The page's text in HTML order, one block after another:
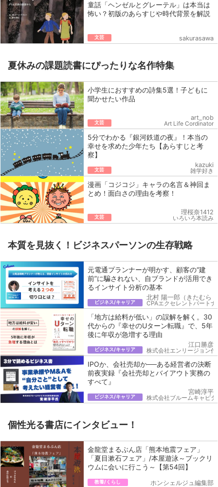
童話「ヘンゼルとグレーテル」は本当は
怖い？初版のあらすじや時代背景を解説
文芸 sakurasawa
夏休みの課題読書にぴったりな名作特集
小学生におすすめの詩集5選！子どもに
聞かせたい作品
文芸
art_nob
Art Life Cordinator
5分でわかる『銀河鉄道の夜』！本当の
幸せを求めた少年たち【あらすじと考
察】
文芸
kazuki
雑学好き
漫画「コジコジ」キャラの名言＆神回ま
とめ！面白さの理由を考察！
文芸
理桜奈1412
いろいろ本読み
本質を見抜く！ビジネスパーソンの生存戦略
元電通プランナーが明かす、顧客の“建
前”に騙されない、自ブランドが活用でき
るインサイト分析の基本
ビジネス/キャリア
北村 陽一郎（きたむら
CPAエクセレントパート
「地方は給料が低い」の誤解を解く。30
代からの『幸せのUターン転職』で、5年
後に年収が急増する理由
ビジネス/キャリア
江口勝彦
株式会社エンリージョン代
IPOか、会社売却か──ある経営者の決断
前夜実録『会社売却とバイアウト実務の
すべて』
ビジネス/キャリア
宮崎淳平
株式会社ブルームキャピ
個性光る書店にインタビュー！
金龍堂まるぶん店「熊本地震フェア」
「夏目漱石フェア」/本屋遊泳～ブックリ
ウムに会いに行こう～【第54回】
教養/くらし ホンシェルジュ編集部